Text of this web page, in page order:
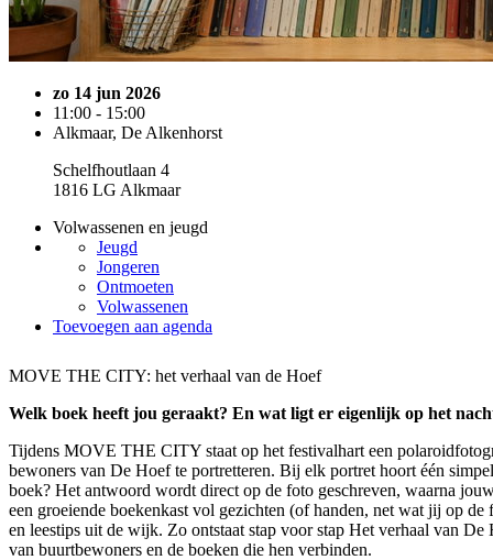
zo 14 jun 2026
11:00 - 15:00
Alkmaar, De Alkenhorst
Schelfhoutlaan 4
1816 LG Alkmaar
Volwassenen en jeugd
Jeugd
Jongeren
Ontmoeten
Volwassenen
Toevoegen aan agenda
MOVE THE CITY: het verhaal van de Hoef
Welk boek heeft jou geraakt? En wat ligt er eigenlijk op het
Tijdens MOVE THE CITY staat op het festivalhart een
bewoners van De Hoef te portretteren. Bij elk portret hoort één
boek? Het antwoord wordt direct op de foto geschreven, waarna
een groeiende boekenkast vol gezichten (of handen, net wat jij op
en leestips uit de wijk. Zo ontstaat stap voor stap Het verhaal van De
van buurtbewoners en de boeken die hen verbinden.